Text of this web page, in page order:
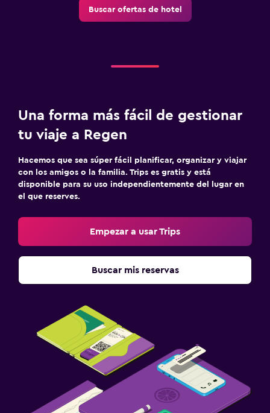
Buscar ofertas de hotel
Una forma más fácil de gestionar
tu viaje a Regen
Hacemos que sea súper fácil planificar, organizar y viajar
con los amigos o la familia. Trips es gratis y está
disponible para su uso independientemente del lugar en
el que reserves.
Empezar a usar Trips
Buscar mis reservas